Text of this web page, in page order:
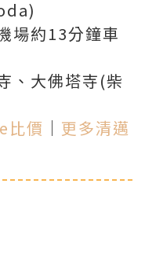
場約13分鐘車
、大佛塔寺(柴
比價 ｜ 更多清邁